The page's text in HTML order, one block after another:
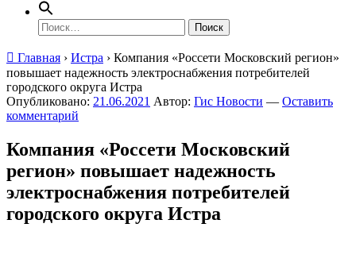
Найти:
Главная › Истра › Компания «Россети Московский регион»
повышает надежность электроснабжения потребителей
городского округа Истра
Опубликовано: 21.06.2021 Автор: Гис Новости — Оставить
комментарий
Компания «Россети Московский
регион» повышает надежность
электроснабжения потребителей
городского округа Истра